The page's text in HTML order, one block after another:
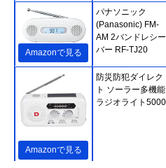
Amazonで見る
パナソニック
(Panasonic) FM-
AM 2バンドレシー
バー RF-TJ20
Amazonで見る
防災防犯ダイレク
ト ソーラー多機能
ラジオライト5000